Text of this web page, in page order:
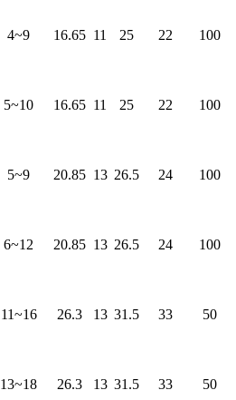
4~9 16.65 11 25 22 100
5~10 16.65 11 25 22 100
5~9 20.85 13 26.5 24 100
6~12 20.85 13 26.5 24 100
11~16 26.3 13 31.5 33 50
13~18 26.3 13 31.5 33 50